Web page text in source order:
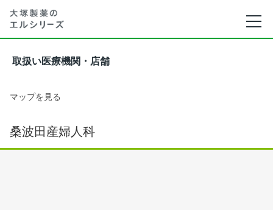
取扱い医療機関・店舗
マップを見る
桑波田産婦人科